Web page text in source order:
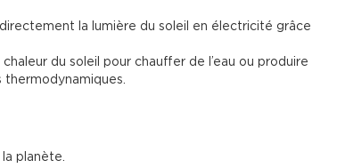
la lumière du soleil en électricité grâce
chaleur du soleil pour chauffer de l’eau ou produire
thermodynamiques.
planète.